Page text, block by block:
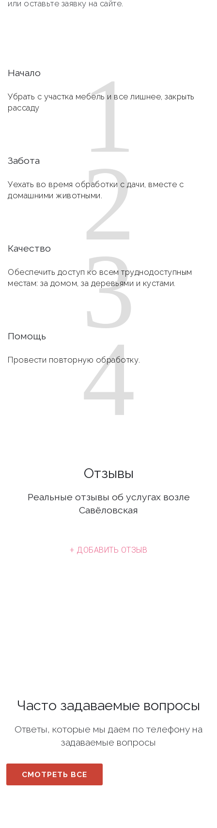
или оставьте заявку на сайте.
1
Начало
Убрать с участка мебель и все лишнее, закрыть
рассаду
2
Забота
Уехать во время обработки с дачи, вместе с
домашними животными.
3
Качество
Обеспечить доступ ко всем труднодоступным
местам: за домом, за деревьями и кустами.
4
Помощь
Провести повторную обработку.
Отзывы
Реальные отзывы об услугах возле
Савёловская
+ ДОБАВИТЬ ОТЗЫВ
Часто задаваемые вопросы
Ответы, которые мы даем по телефону на
задаваемые вопросы
СМОТРЕТЬ ВСЕ